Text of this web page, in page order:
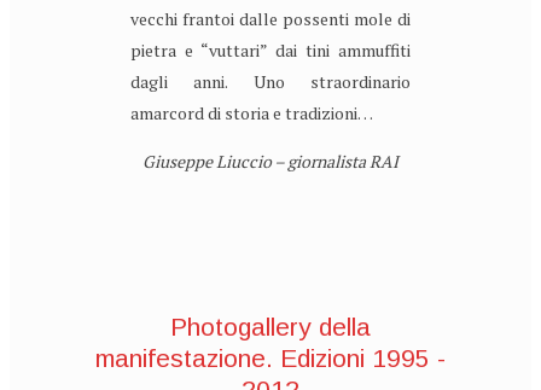
vecchi frantoi dalle possenti mole di
pietra e “vuttari” dai tini ammuffiti
dagli anni. Uno straordinario
amarcord di storia e tradizioni…
Giuseppe Liuccio – giornalista RAI
Photogallery della
manifestazione. Edizioni 1995 -